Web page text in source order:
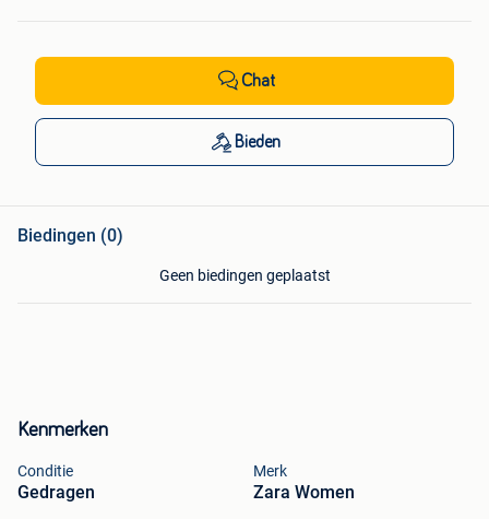
Kenmerken
Conditie
Gedragen
Merk
Zara Women
Chat
Bieden
Biedingen (0)
Geen biedingen geplaatst